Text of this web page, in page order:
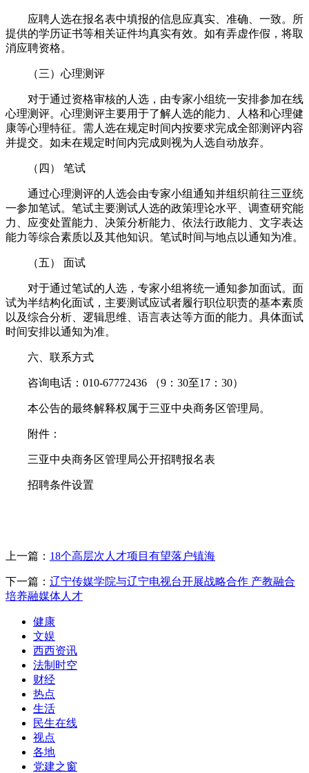
应聘人选在报名表中填报的信息应真实、准确、一致。所
提供的学历证书等相关证件均真实有效。如有弄虚作假，将取
消应聘资格。
（三）心理测评
对于通过资格审核的人选，由专家小组统一安排参加在线
心理测评。心理测评主要用于了解人选的能力、人格和心理健
康等心理特征。需人选在规定时间内按要求完成全部测评内容
并提交。如未在规定时间内完成则视为人选自动放弃。
（四） 笔试
通过心理测评的人选会由专家小组通知并组织前往三亚统
一参加笔试。笔试主要测试人选的政策理论水平、调查研究能
力、应变处置能力、决策分析能力、依法行政能力、文字表达
能力等综合素质以及其他知识。笔试时间与地点以通知为准。
（五） 面试
对于通过笔试的人选，专家小组将统一通知参加面试。面
试为半结构化面试，主要测试应试者履行职位职责的基本素质
以及综合分析、逻辑思维、语言表达等方面的能力。具体面试
时间安排以通知为准。
六、联系方式
咨询电话：010-67772436 （9：30至17：30）
本公告的最终解释权属于三亚中央商务区管理局。
附件：
三亚中央商务区管理局公开招聘报名表
招聘条件设置
上一篇： 18个高层次人才项目有望落户镇海
下一篇： 辽宁传媒学院与辽宁电视台开展战略合作 产教融合
培养融媒体人才
健康
文娱
西西资讯
法制时空
财经
热点
生活
民生在线
视点
各地
党建之窗